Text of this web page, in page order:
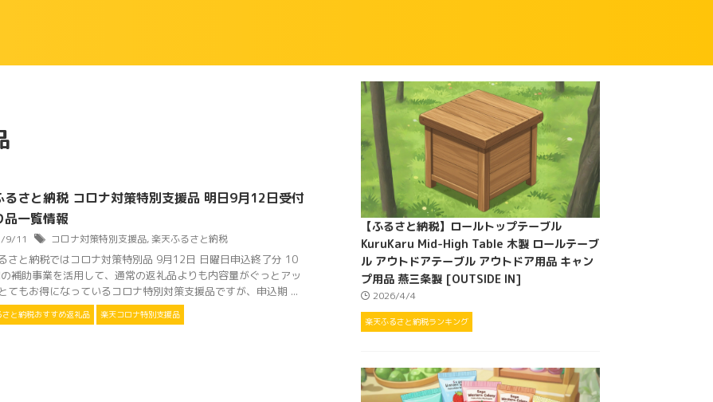
るさと納税 コロナ対策特別支援品 明日9月12日受付
品一覧情報
9/11 コロナ対策特別支援品,楽天ふるさと納税
さと納税ではコロナ対策特別品 9月12日 日曜日申込終了分 10
補助事業を活用して、通常の返礼品よりも内容量がぐっとアッ
てもお得になっているコロナ特別対策支援品ですが、申込期 ...
さと納税おすすめ返礼品 楽天コロナ特別支援品
【ふるさと納税】ロールトップテーブル
KuruKaru Mid-High Table 木製 ロールテーブ
ル アウトドアテーブル アウトドア用品 キャン
プ用品 燕三条製 [OUTSIDE IN]
2026/4/4
楽天ふるさと納税ランキング